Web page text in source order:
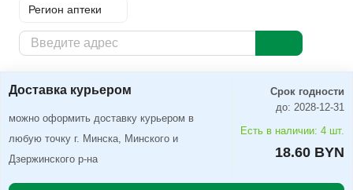
Регион аптеки
Доставка курьером
Доставка курьером
можно оформить доставку курьером в
любую точку г. Минска, Минского и
Дзержинского р-на
Срок годности
до: 2028-12-31
Есть в наличии: 4 шт.
18.60 BYN